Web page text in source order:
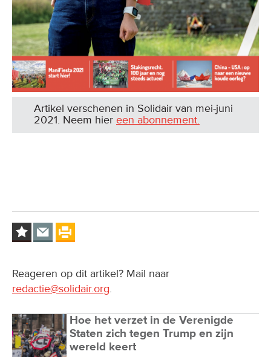
Artikel verschenen in Solidair van mei-juni
2021. Neem hier een abonnement.
Reageren op dit artikel? Mail naar
redactie@solidair.org.
Hoe het verzet in de Verenigde
Staten zich tegen Trump en zijn
wereld keert